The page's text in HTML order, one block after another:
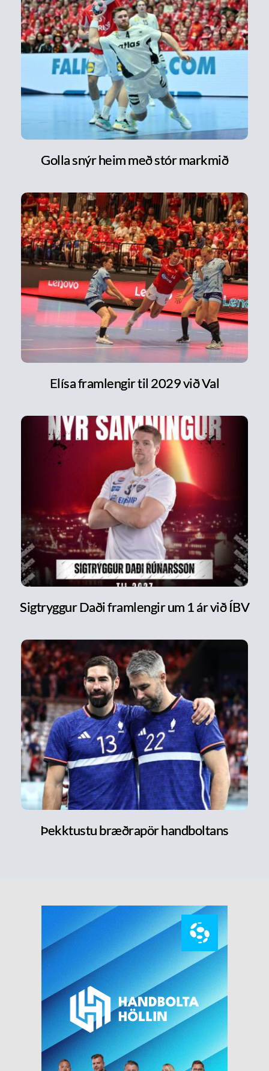
Golla snýr heim með stór markmið
Elísa framlengir til 2029 við Val
Sigtryggur Daði framlengir um 1 ár við ÍBV
Þekktustu bræðrapör handboltans